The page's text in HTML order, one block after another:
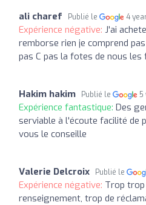
ali charef Publié le 4
Expérience négative: J'ai
remborse rien je comprend
pas C pas la fotes de nous
Hakim hakim Publié le 5
Expérience fantastique: Des
serviable à l'écoute facilité de
vous le conseille
Valerie Delcroix Publié le
Expérience négative: Trop
renseignement, trop de